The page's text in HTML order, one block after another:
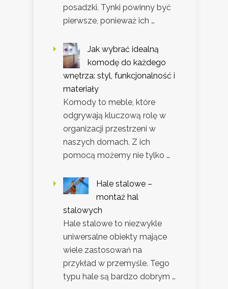
posadzki. Tynki powinny być
pierwsze, ponieważ ich …
Jak wybrać idealną
komodę do każdego
wnętrza: styl, funkcjonalność i
materiały
Komody to meble, które
odgrywają kluczową rolę w
organizacji przestrzeni w
naszych domach. Z ich
pomocą możemy nie tylko …
Hale stalowe –
montaż hal
stalowych
Hale stalowe to niezwykle
uniwersalne obiekty mające
wiele zastosowań na
przykład w przemyśle. Tego
typu hale są bardzo dobrym …